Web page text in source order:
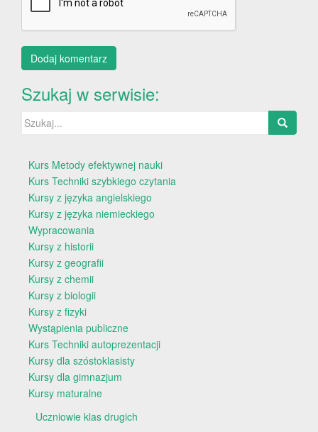
Szukaj w serwisie:
Szukaj:
Kurs Metody efektywnej nauki
Kurs Techniki szybkiego czytania
Kursy z języka angielskiego
Kursy z języka niemieckiego
Wypracowania
Kursy z historii
Kursy z geografii
Kursy z chemii
Kursy z biologii
Kursy z fizyki
Wystąpienia publiczne
Kurs Techniki autoprezentacji
Kursy dla szóstoklasisty
Kursy dla gimnazjum
Kursy maturalne
Uczniowie klas drugich